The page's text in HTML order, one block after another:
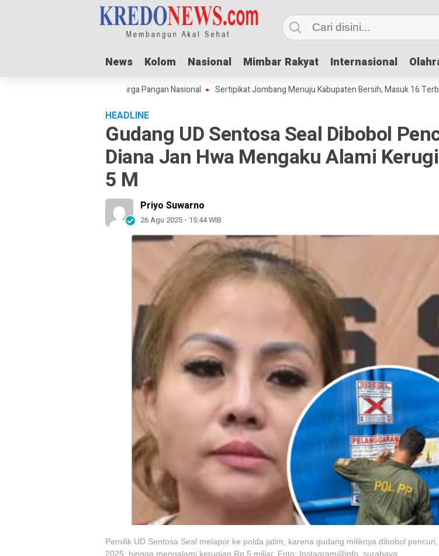
News Kolom Nasional Mimbar Rakyat Internasional
News Kolom Nasional Mimbar Rakyat Internasional
Dorong Lonjakan Harga Pangan Nasional Sertipikat Jombang Menuju Kabupaten Bersih, Masuk 16 Terbaik
HEADLINE
Gudang UD Sentosa Seal Dibobol
Diana Jan Hwa Mengaku Alami
5 M
Priyo Suwarno
26 Agu 2025 - 15:44 WIB
Pemilik UD Sentosa Seal melapor ke polda jatim, karena gudang miliknya dibobol
2025, hingga mengalami kerugian Rp 5 miliar. Foto: Instagram@info_surabaya